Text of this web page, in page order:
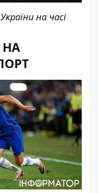
на часі
НА